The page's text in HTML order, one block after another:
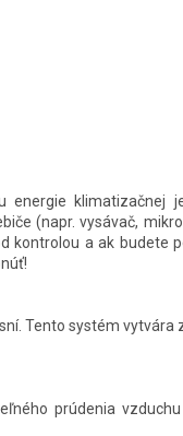
energie klimatizačnej
(napr. vysávač,
kontrolou a ak budete
Tento systém vytvára
prúdenia